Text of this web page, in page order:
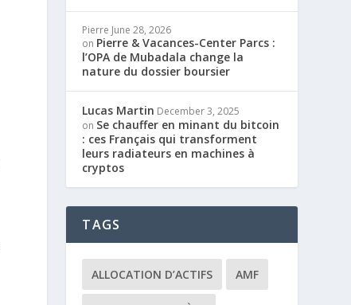
Pierre June 28, 2026
on Pierre & Vacances-Center Parcs :
l’OPA de Mubadala change la
nature du dossier boursier
Lucas Martin December 3, 2025
on Se chauffer en minant du bitcoin
: ces Français qui transforment
leurs radiateurs en machines à
cryptos
TAGS
ALLOCATION D’ACTIFS AMF